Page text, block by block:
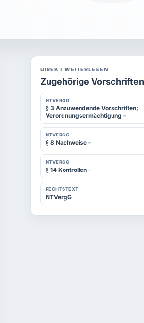
DIREKT WEITERLESEN
Zugehörige Vorschriften
NTVERGG
§ 3 Anzuwendende Vorschriften;
Verordnungsermächtigung –
NTVERGG
§ 8 Nachweise –
NTVERGG
§ 14 Kontrollen –
RECHTSTEXT
NTVergG